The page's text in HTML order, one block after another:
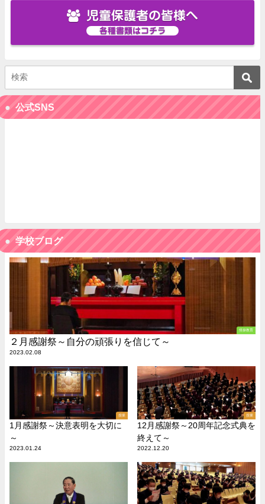
児童保護者の皆様へ
各種書類はコチラ
公式SNS
学校ブログ
情操教育
２月感謝祭～自分の頑張りを信じて～
2023.02.08
授業
1月感謝祭～決意表明を大切に
～
2023.01.24
授業
12月感謝祭～20周年記念式典を
終えて～
2022.12.20